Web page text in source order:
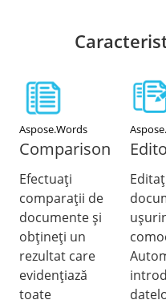
Aspose.Words
Comparison
Efectuați
comparații de
documente și
obțineți un
rezultat care
evidențiază
toate